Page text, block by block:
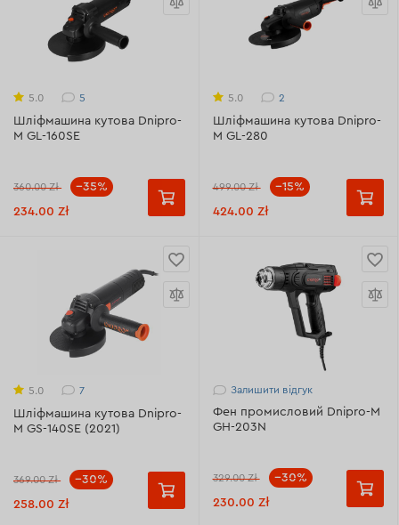
5.0 5
Шліфмашина кутова Dnipro-
M GL-160SE
234.00 Zł
360.00 Zł --35%
5.0 2
Шліфмашина кутова Dnipro-
M GL-280
424.00 Zł
499.00 Zł --15%
5.0 7
Шліфмашина кутова Dnipro-
M GS-140SE (2021)
258.00 Zł
369.00 Zł --30%
Залишити відгук
Фен промисловий Dnipro-M
GH-203N
230.00 Zł
329.00 Zł --30%